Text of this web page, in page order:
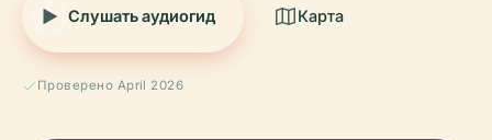
Слушать аудиогид Карта
Проверено April 2026